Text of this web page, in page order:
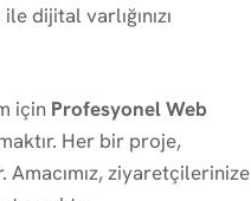
dijital varlığınızı
için Profesyonel Web
Her bir proje,
ziyaretçilerinize